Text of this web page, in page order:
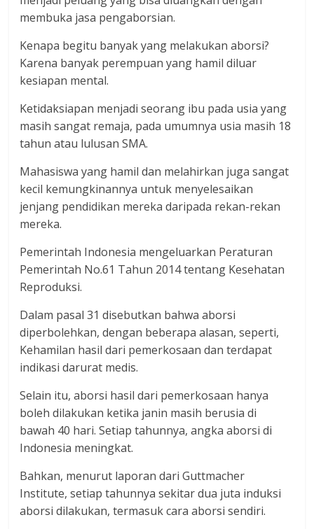
membuka jasa pengaborsian.
Kenapa begitu banyak yang melakukan aborsi?
Karena banyak perempuan yang hamil diluar
kesiapan mental.
Ketidaksiapan menjadi seorang ibu pada usia yang
masih sangat remaja, pada umumnya usia masih 18
tahun atau lulusan SMA.
Mahasiswa yang hamil dan melahirkan juga sangat
kecil kemungkinannya untuk menyelesaikan
jenjang pendidikan mereka daripada rekan-rekan
mereka.
Pemerintah Indonesia mengeluarkan Peraturan
Pemerintah No.61 Tahun 2014 tentang Kesehatan
Reproduksi.
Dalam pasal 31 disebutkan bahwa aborsi
diperbolehkan, dengan beberapa alasan, seperti,
Kehamilan hasil dari pemerkosaan dan terdapat
indikasi darurat medis.
Selain itu, aborsi hasil dari pemerkosaan hanya
boleh dilakukan ketika janin masih berusia di
bawah 40 hari. Setiap tahunnya, angka aborsi di
Indonesia meningkat.
Bahkan, menurut laporan dari Guttmacher
Institute, setiap tahunnya sekitar dua juta induksi
aborsi dilakukan, termasuk cara aborsi sendiri.